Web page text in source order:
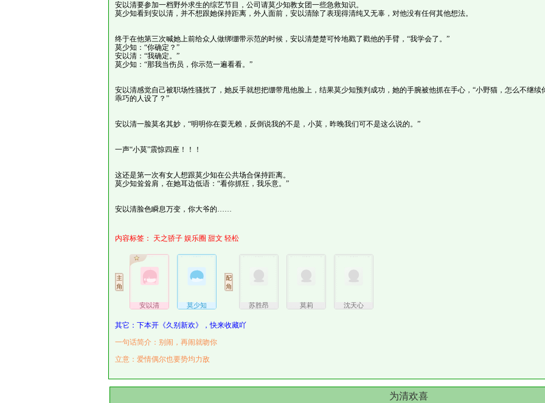
安以清要参加一档野外求生的综艺节目，公司请莫少知教女团一些急救知识。
莫少知看到安以清，并不想跟她保持距离，外人面前，安以清除了表现得清纯又无辜，对他没有任何其他想法。
终于在他第三次喊她上前给众人做绑绷带示范的时候，安以清楚楚可怜地戳了戳他的手臂，“我学会了。”
莫少知：“你确定？”
安以清：“我确定。”
莫少知：“那我当伤员，你示范一遍看看。”
安以清感觉自己被职场性骚扰了，她反手就想把绷带甩他脸上，结果莫少知预判成功，她的手腕被他抓在手心，“小野猫，怎么不继续
乖巧的人设了？”
安以清一脸莫名其妙，“明明你在耍无赖，反倒说我的不是，小莫，昨晚我们可不是这么说的。”
一声“小莫”震惊四座！！！
这还是第一次有女人想跟莫少知在公共场合保持距离。
莫少知耸耸肩，在她耳边低语：“看你抓狂，我乐意。”
安以清脸色瞬息万变，你大爷的……
内容标签： 天之骄子 娱乐圈 甜文 轻松
安以清 莫少知 苏胜昂 莫莉 沈天心
其它：下本开《久别新欢》，快来收藏吖
一句话简介：别闹，再闹就吻你
立意：爱情偶尔也要势均力敌
为清欢喜